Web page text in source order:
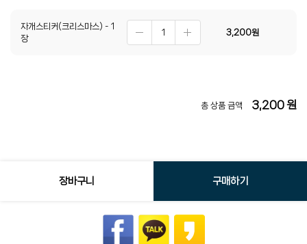
자개스티커(크리스마스) - 1
장
3,200원
총 상품 금액 3,200원
장바구니 구매하기